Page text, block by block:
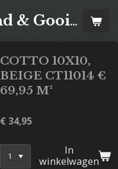
Sani Nederland & Goois Tegelhuis
COTTO 10X10,
BEIGE CT11014 €
69,95 M²
€ 34,95
In
winkelwagen